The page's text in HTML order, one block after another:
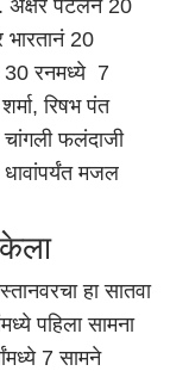
अक्षर पटेलनं 20
भारतानं 20
30 रनमध्ये 7
रिषभ पंत
फलंदाजी
मजल
केला
हा सातवा
पहिला सामना
7 सामने